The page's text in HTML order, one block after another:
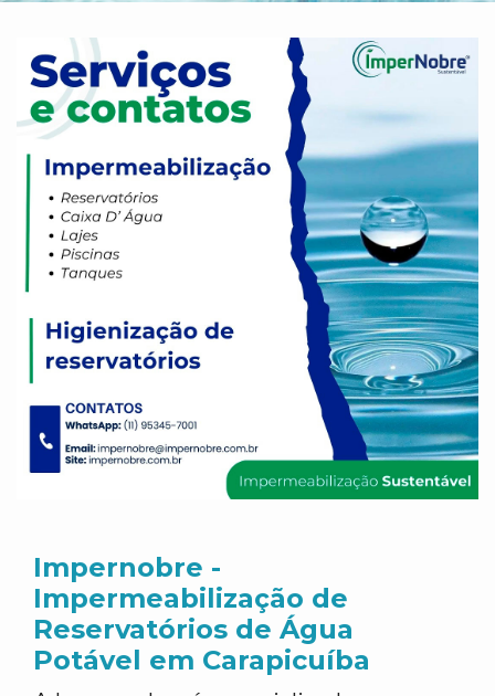
Impernobre -
Impermeabilização de
Reservatórios de Água
Potável em Carapicuíba